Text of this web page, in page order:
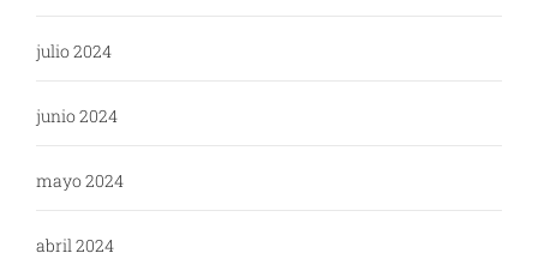
julio 2024
junio 2024
mayo 2024
abril 2024